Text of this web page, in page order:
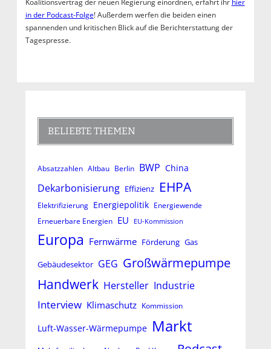
in der Podcast-Folge! Außerdem werfen die beiden einen
spannenden und kritischen Blick auf die Berichterstattung der
Tagespresse.
BELIEBTE THEMEN
Absatzzahlen Altbau Berlin BWP China
Dekarbonisierung Effizienz EHPA
Elektrifizierung Energiepolitik Energiewende
Erneuerbare Energien EU EU-Kommission
Europa Fernwärme Förderung Gas
Gebäudesektor GEG Großwärmepumpe
Handwerk Hersteller Industrie
Interview Klimaschutz Kommission
Luft-Wasser-Wärmepumpe Markt